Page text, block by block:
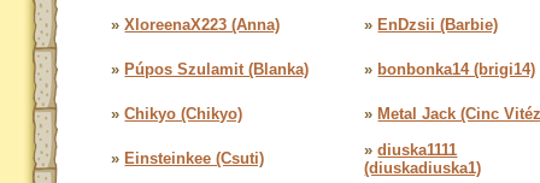
»XloreenaX223 (Anna) » EnDzsii (Barbie)
» Púpos Szulamit (Blanka) » bonbonka14 (brigi14)
»Chikyo (Chikyo) » Metal Jack (Cinc
» Einsteinkee (Csuti) »diuska1111
(diuskadiuska1)